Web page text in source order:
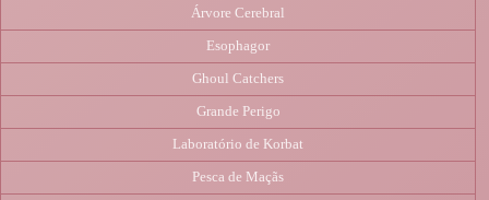
Árvore Cerebral
Esophagor
Ghoul Catchers
Grande Perigo
Laboratório de Korbat
Pesca de Maçãs